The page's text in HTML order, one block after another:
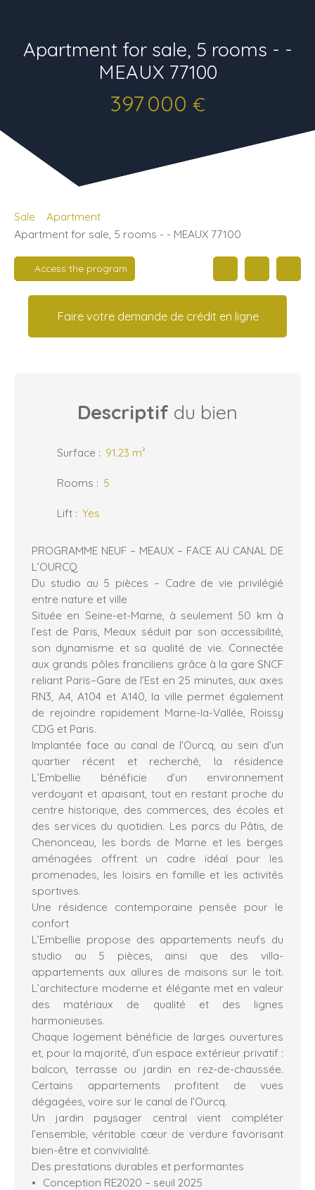
Apartment for sale, 5 rooms - -
MEAUX 77100
397 000 €
Sale
Apartment
Apartment for sale, 5 rooms - - MEAUX 77100
Access the program
Faire votre demande de crédit en ligne
Descriptif du bien
Surface : 91.23 m²
Rooms : 5
Lift : Yes
PROGRAMME NEUF – MEAUX – FACE AU CANAL DE
L’OURCQ
Du studio au 5 pièces – Cadre de vie privilégié
entre nature et ville
Située en Seine-et-Marne, à seulement 50 km à
l’est de Paris, Meaux séduit par son accessibilité,
son dynamisme et sa qualité de vie. Connectée
aux grands pôles franciliens grâce à la gare SNCF
reliant Paris–Gare de l’Est en 25 minutes, aux axes
RN3, A4, A104 et A140, la ville permet également
de rejoindre rapidement Marne-la-Vallée, Roissy
CDG et Paris.
Implantée face au canal de l’Ourcq, au sein d’un
quartier récent et recherché, la résidence
L’Embellie bénéficie d’un environnement
verdoyant et apaisant, tout en restant proche du
centre historique, des commerces, des écoles et
des services du quotidien. Les parcs du Pâtis, de
Chenonceau, les bords de Marne et les berges
aménagées offrent un cadre idéal pour les
promenades, les loisirs en famille et les activités
sportives.
Une résidence contemporaine pensée pour le
confort
L’Embellie propose des appartements neufs du
studio au 5 pièces, ainsi que des villa-
appartements aux allures de maisons sur le toit.
L’architecture moderne et élégante met en valeur
des matériaux de qualité et des lignes
harmonieuses.
Chaque logement bénéficie de larges ouvertures
et, pour la majorité, d’un espace extérieur privatif :
balcon, terrasse ou jardin en rez-de-chaussée.
Certains appartements profitent de vues
dégagées, voire sur le canal de l’Ourcq.
Un jardin paysager central vient compléter
l’ensemble, véritable cœur de verdure favorisant
bien-être et convivialité.
Des prestations durables et performantes
Conception RE2020 – seuil 2025